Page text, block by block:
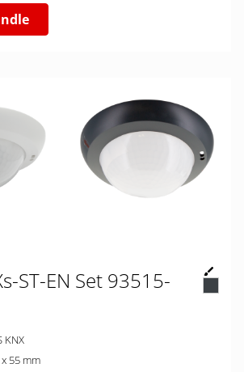
ST-EN Set 93515-
KNX
Ø 106 x 55 mm